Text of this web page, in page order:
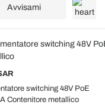
Avvisami
switching 48V PoE
Contenitore metallico